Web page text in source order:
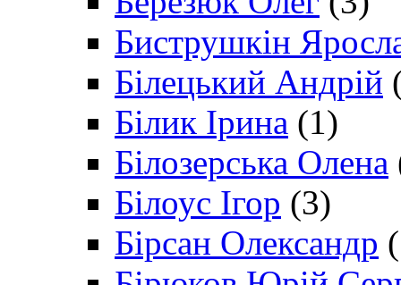
Биструшкін
Білецький Андрій
Білик Ірина (1)
Білозерська Олена
Білоус Ігор (3)
Бірсан Олександр